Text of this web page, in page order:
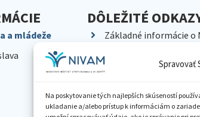
Spravovať
Na poskytovanie tých najlepších skúseností
ukladanie a/alebo prístup k informáciám o
a mládeže
DÔLEŽITÉ
Základné informácie o
Kariéra
Pracoviská NIVaM